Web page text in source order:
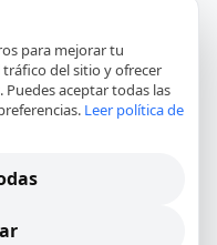
Causas y
para mejorar tu
del sitio y ofrecer
aceptar todas las
Leer política de